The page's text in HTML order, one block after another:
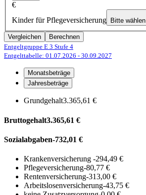
€
Kinder für Pflegeversicherung
Bitte wählen
Vergleichen
Berechnen
Entgeltgruppe E 3 Stufe 4
Entgelttabelle: 01.07.2026 - 30.09.2027
Monatsbeträge
Jahresbeträge
Grundgehalt3.365,61 €
Bruttogehalt3.365,61 €
Sozialabgaben-732,01 €
Krankenversicherung -294,49 €
Pflegeversicherung-80,77 €
Rentenversicherung-313,00 €
Arbeitslosenversicherung-43,75 €